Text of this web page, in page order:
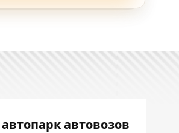
автовозов